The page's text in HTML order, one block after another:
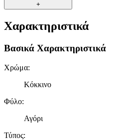
+
Χαρακτηριστικά
Βασικά Χαρακτηριστικά
Χρώμα:
Κόκκινο
Φύλο:
Αγόρι
Τύπος: